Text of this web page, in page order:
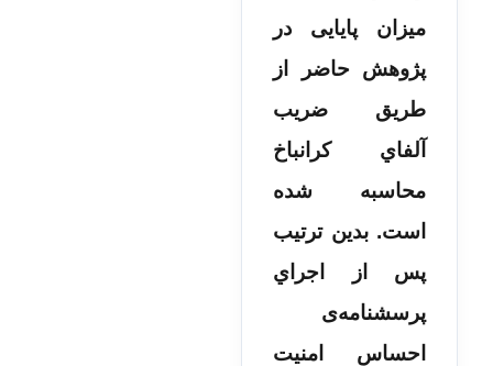
میزان پایایی در
پژوهش حاضر از
طریق ضریب
آلفاي کرانباخ
محاسبه شده
است. بدین ترتیب
پس از اجراي
پرسشنامه‌ی
احساس امنیت